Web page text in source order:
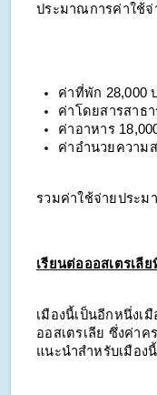
ประมาณการค่าใช้จ่
ค่าที่พัก 28,000
ค่าโดยสารสาธ
ค่าอาหาร
ค่าอำนวยความ
รวมค่าใช้จ่ายประ
เรียนต่อออสเตรเลี
เมืองนี้เป็นอีกหนึ่งเ
ออสเตรเลีย ซึ่งค่า
แนะนำสำหรับเมือง